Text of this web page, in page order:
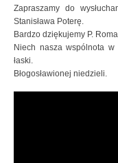
Zapraszamy do
Stanisława Poterę.
Bardzo dziękujemy P.
Niech nasza wspólnota w
łaski.
Błogosławionej niedzieli.